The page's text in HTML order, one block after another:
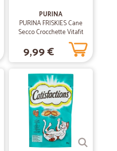
PURINA
PURINA FRISKIES Cane
Secco Crocchette Vitafit
Mini Menu con Pollo e
Verdure Sacco 1,5 kg.
9,99 €